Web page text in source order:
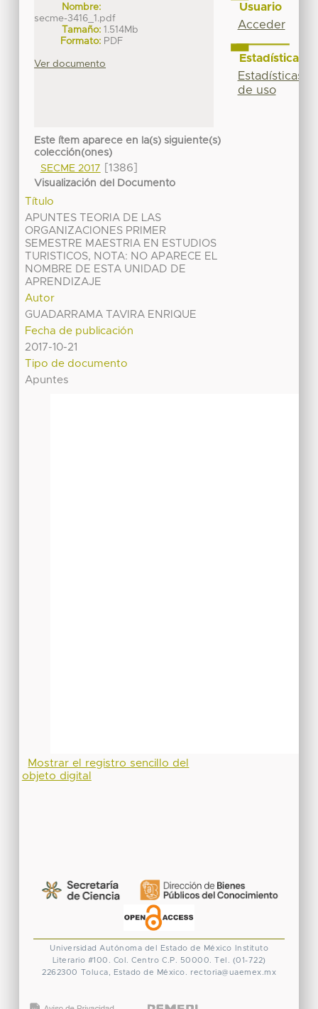
Nombre:
secme-3416_1.pdf
Tamaño: 1.514Mb
Formato: PDF
Ver documento
Este ítem aparece en la(s) siguiente(s)
colección(ones)
SECME 2017
[1386]
Visualización del Documento
Título
APUNTES TEORIA DE LAS
ORGANIZACIONES PRIMER
SEMESTRE MAESTRIA EN ESTUDIOS
TURISTICOS, NOTA: NO APARECE EL
NOMBRE DE ESTA UNIDAD DE
APRENDIZAJE
Autor
GUADARRAMA TAVIRA ENRIQUE
Fecha de publicación
2017-10-21
Tipo de documento
Apuntes
Mostrar el registro sencillo del
objeto digital
Usuario
Acceder
Estadísticas
Estadísticas
de uso
Universidad Autónoma del Estado de México
Instituto
Literario #100. Col. Centro C.P. 50000. Tel. (01-722)
2262300
Toluca, Estado de México. rectoria@uaemex.mx